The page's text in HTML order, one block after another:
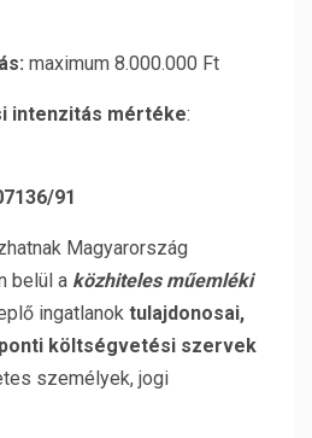
maximum 8.000.000 Ft
intenzitás mértéke:
91
Magyarország
belül a közhiteles műemléki
ingatlanok tulajdonosai,
költségvetési szervek
személyek, jogi